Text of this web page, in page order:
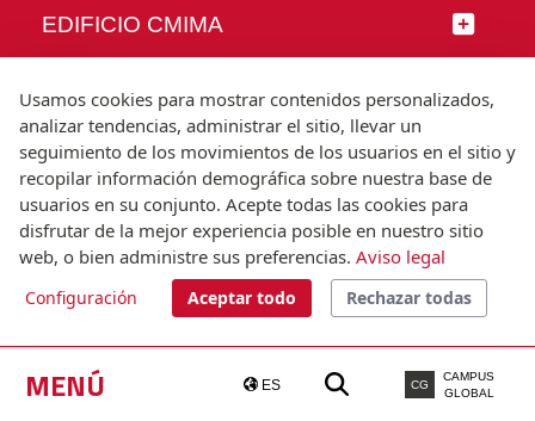
MENÚ ES CG
CAMPUS
GLOBAL
EDIFICIO CMIMA
SÍGUENOS
© Universitat Pompeu Fabra
Barcelona
T.(+34) 93 542 20 00
Usamos cookies para mostrar contenidos personalizados,
analizar tendencias, administrar el sitio, llevar un
seguimiento de los movimientos de los usuarios en el sitio y
recopilar información demográfica sobre nuestra base de
usuarios en su conjunto. Acepte todas las cookies para
disfrutar de la mejor experiencia posible en nuestro sitio
web, o bien administre sus preferencias. Aviso legal
Configuración Aceptar todo Rechazar todas